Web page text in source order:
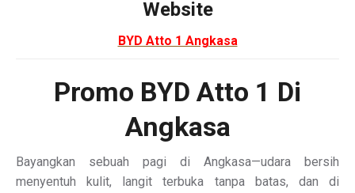
Website
BYD Atto 1 Angkasa
Promo BYD Atto 1 Di
Angkasa
Bayangkan sebuah pagi di Angkasa—udara bersih
menyentuh kulit, langit terbuka tanpa batas, dan di